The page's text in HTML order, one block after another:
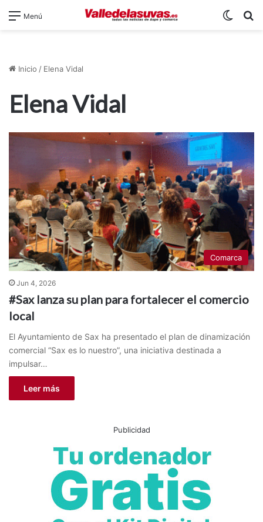
Menú
Inicio / Elena Vidal
Elena Vidal
Comarca
Jun 4, 2026
#Sax lanza su plan para fortalecer el comercio
local
El Ayuntamiento de Sax ha presentado el plan de dinamización
comercial “Sax es lo nuestro”, una iniciativa destinada a
impulsar…
Leer más
Publicidad